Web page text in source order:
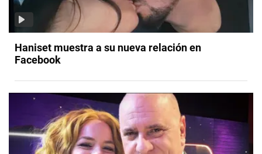
Haniset muestra a su nueva relación en
Facebook